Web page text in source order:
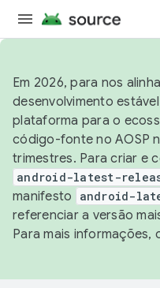
Em 2026, para nos
desenvolvimento
plataforma para o
código-fonte no AOSP
trimestres. Para criar e
android-latest-
manifesto
android-
referenciar a versão
Para mais informações,